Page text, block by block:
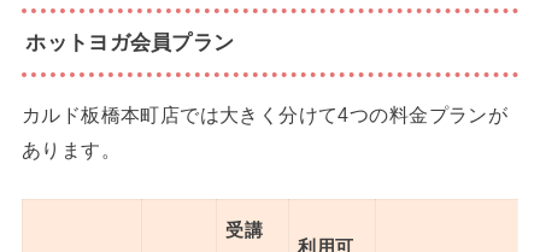
ホットヨガ会員プラン
カルド板橋本町店では大きく分けて4つの料金プランが
あります。
受講
利用可